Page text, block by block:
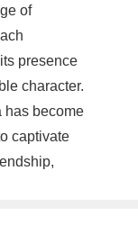
of
presence
character.
has become
captivate